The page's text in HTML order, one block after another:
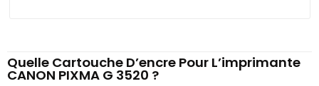
Quelle Cartouche D’encre Pour L’imprimante
CANON PIXMA G 3520 ?